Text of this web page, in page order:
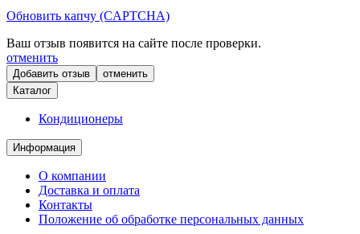
Обновить капчу (CAPTCHA)
Ваш отзыв появится на сайте после проверки.
отменить
отменить
Каталог
Кондиционеры
Информация
О компании
Доставка и оплата
Контакты
Положение об обработке персональных данных